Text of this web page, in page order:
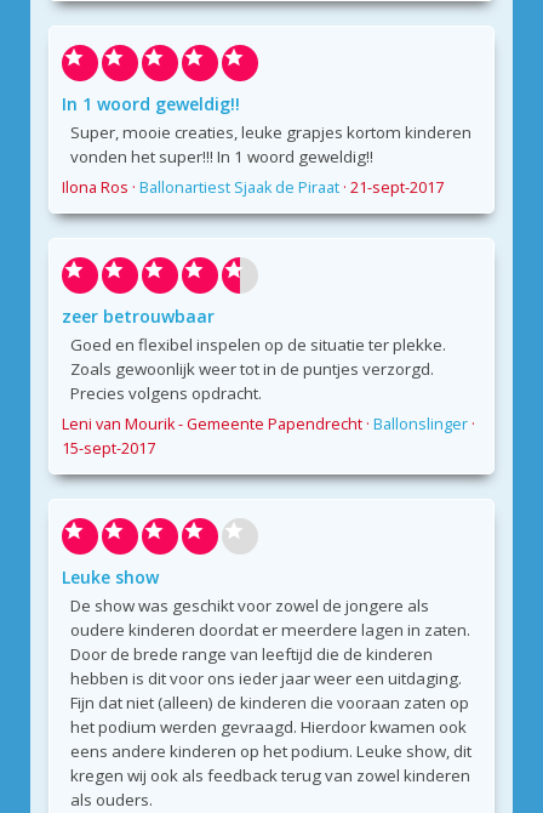
In 1 woord geweldig!!
Super, mooie creaties, leuke grapjes kortom kinderen
vonden het super!!! In 1 woord geweldig!!
Ilona Ros · Ballonartiest Sjaak de Piraat · 21-sept-2017
zeer betrouwbaar
Goed en flexibel inspelen op de situatie ter plekke.
Zoals gewoonlijk weer tot in de puntjes verzorgd.
Precies volgens opdracht.
Leni van Mourik - Gemeente Papendrecht · Ballonslinger ·
15-sept-2017
Leuke show
De show was geschikt voor zowel de jongere als
oudere kinderen doordat er meerdere lagen in zaten.
Door de brede range van leeftijd die de kinderen
hebben is dit voor ons ieder jaar weer een uitdaging.
Fijn dat niet (alleen) de kinderen die vooraan zaten op
het podium werden gevraagd. Hierdoor kwamen ook
eens andere kinderen op het podium. Leuke show, dit
kregen wij ook als feedback terug van zowel kinderen
als ouders.